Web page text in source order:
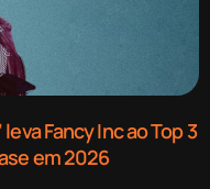
Fancy Inc ao Top 3
em 2026